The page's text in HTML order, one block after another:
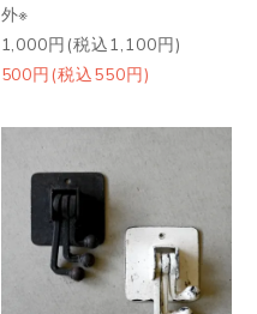
外※
1,000円(税込1,100円)
500円(税込550円)